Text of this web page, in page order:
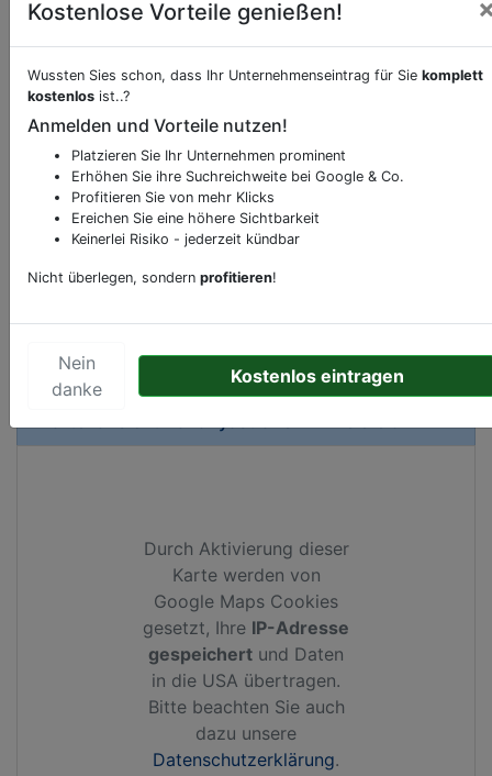
Beschreibung & Services von
Sie möchten eine Beschreibung, Dienstleistung
oder andere relevante Informationen hinzufügen?
Klicken Sie bittehierum uns zu kontaktieren.
Gerne erweitern wir Ihren Firmeneintrag um
Ihr Unternehmen anbietet und womit Sie sich von
Durch Aktivierung dieser
Karte werden von
Google Maps Cookies
gesetzt, Ihre IP-Adresse
gespeichert und Daten
in die USA übertragen.
Bitte beachten Sie auch
dazu unsere
Datenschutzerklärung.
Kostenlose Vorteile genießen!
Wussten Sies schon, dass Ihr Unternehmenseintrag für Sie komplett
kostenlos ist..?
Anmelden und Vorteile nutzen!
Platzieren Sie Ihr Unternehmen prominent
Erhöhen Sie ihre Suchreichweite bei Google & Co.
Profitieren Sie von mehr Klicks
Ereichen Sie eine höhere Sichtbarkeit
Keinerlei Risiko - jederzeit kündbar
Nicht überlegen, sondern profitieren!
Nein
danke
Kostenlos eintragen